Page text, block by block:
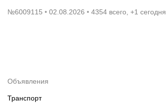
№6009115 02.08.2026 4354 всего, +1 сегодня
Объявления
Транспорт